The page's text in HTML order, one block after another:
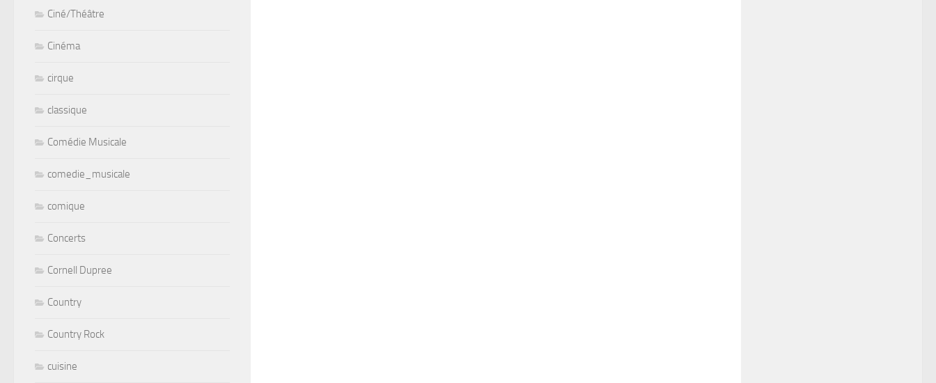
Ciné/Théâtre
Cinéma
cirque
classique
Comédie Musicale
comedie_musicale
comique
Concerts
Cornell Dupree
Country
Country Rock
cuisine